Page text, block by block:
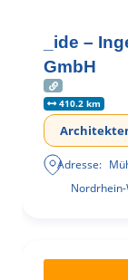
_ide –
GmbH
410.2 km
Adresse: